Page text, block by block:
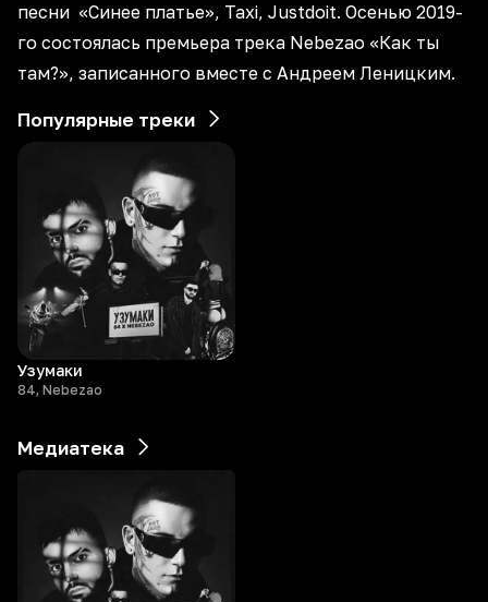
песни «Синее платье», Taxi, Justdoit. Осенью 2019-
го состоялась премьера трека Nebezao «Как ты
там?», записанного вместе с Андреем Леницким.
Популярные треки
Узумаки
84, Nebezao
Медиатека